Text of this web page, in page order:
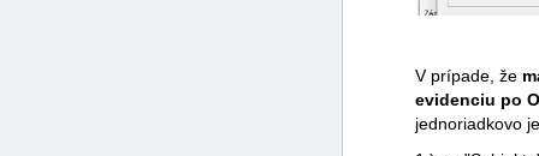
V prípade, že
evidenciu po
jednoriadkovo